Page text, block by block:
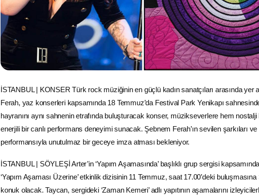
İSTANBUL | KONSER Türk rock müziğinin en güçlü kadın sanatçıları arasında yer
Ferah, yaz konserleri kapsamında 18 Temmuz’da Festival Park Yenikapı
hayranını aynı sahnenin etrafında buluşturacak konser, müzikseverlere hem
enerjili bir canlı performans deneyimi sunacak. Şebnem Ferah’ın sevilen şarkıları
performansıyla unutulmaz bir geceye imza atması bekleniyor.
İSTANBUL | SÖYLEŞİ Arter’in ‘Yapım Aşamasında’ başlıklı grup sergisi
‘Yapım Aşaması Üzerine’ etkinlik dizisinin 11 Temmuz, saat 17.00’deki
konuk olacak. Taycan, sergideki ‘Zaman Kemeri’ adlı yapıtının aşamalarını